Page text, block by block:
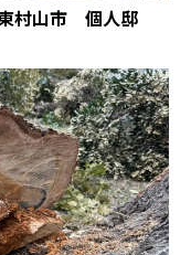
村山市 個人邸